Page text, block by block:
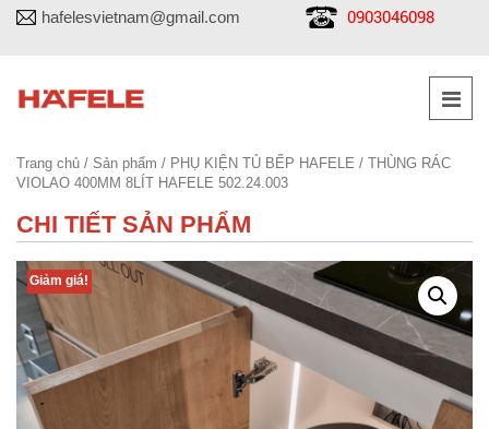
hafelesvietnam@gmail.com 0903046098
Trang chủ / Sản phẩm / PHỤ KIỆN TỦ BẾP HAFELE / THÙNG RÁC
VIOLAO 400MM 8LÍT HAFELE 502.24.003
CHI TIẾT SẢN PHẨM
Giảm giá!